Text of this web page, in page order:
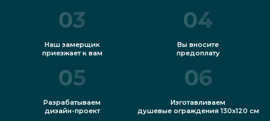
03
Наш замерщик
приезжает к вам
04
Вы вносите
предоплату
05
Разрабатываем
дизайн-проект
06
Изготавливаем
душевые ограждения 130x120 см